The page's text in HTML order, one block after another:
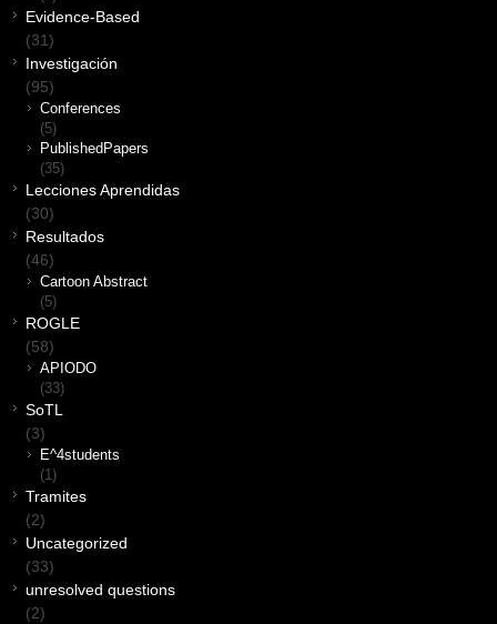
Evidence-Based
(31)
Investigación
(95)
Conferences
(5)
PublishedPapers
(35)
Lecciones Aprendidas
(30)
Resultados
(46)
Cartoon Abstract
(5)
ROGLE
(58)
APIODO
(33)
SoTL
(3)
E^4students
(1)
Tramites
(2)
Uncategorized
(33)
unresolved questions
(2)